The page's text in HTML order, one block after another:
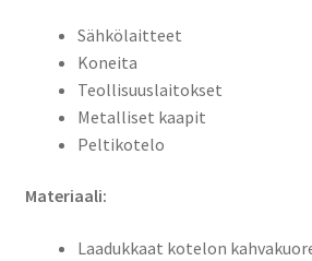
Sähkölaitteet
Koneita
Teollisuuslaitokset
Metalliset kaapit
Peltikotelo
Materiaali:
Laadukkaat kotelon